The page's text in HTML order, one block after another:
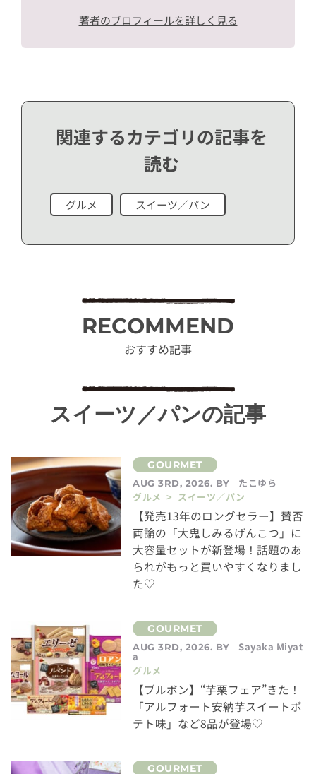
著者のプロフィールを詳しく見る
関連するカテゴリの記事を
読む
グルメ スイーツ／パン
RECOMMEND
おすすめ記事
スイーツ／パンの記事
AUG 3RD, 2026. BY
たこゆら
グルメ > スイーツ／パン
【発売13年のロングセラー】賛否
両論の「大鬼しみるげんこつ」に
大容量セットが新登場！話題のあ
られがもっと買いやすくなりまし
た♡
AUG 3RD, 2026. BY Sayaka Miyat
a
グルメ
【ブルボン】“芋栗フェア”きた！
「アルフォート安納芋スイートポ
テト味」など8品が登場♡